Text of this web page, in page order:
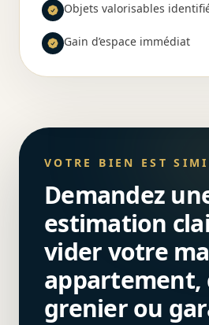
Objets valorisables
Gain d’espace immédiat
VOTRE BIEN EST
Demandez
estimation
vider votre
appartement,
grenier ou